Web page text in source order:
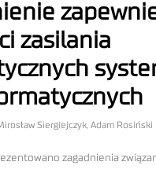
zasilania
Siergiejczyk, Adam Rosiński
zagadnienia